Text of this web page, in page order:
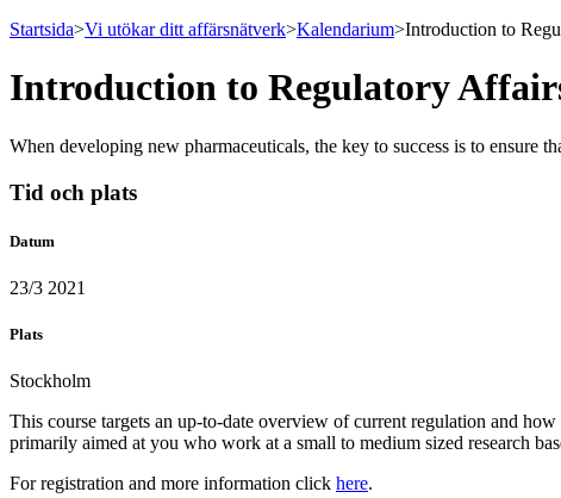
Startsida>Vi utökar ditt affärsnätverk>Kalendarium>Introduction to
Introduction to Regulatory
When developing new pharmaceuticals, the key to success is to ensure
Tid och plats
Datum
23/3 2021
Plats
Stockholm
This course targets an up-to-date overview of current regulation and
primarily aimed at you who work at a small to medium sized research
For registration and more information click here.